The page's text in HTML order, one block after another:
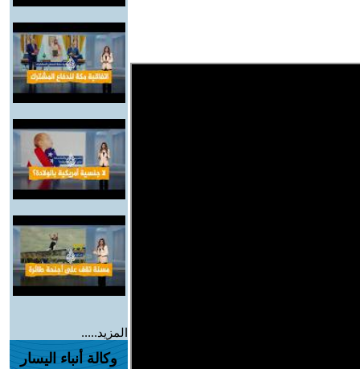
المزيد.....
وكالة أنباء اليسار